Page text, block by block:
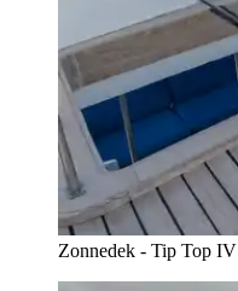
Zonnedek - Tip Top IV